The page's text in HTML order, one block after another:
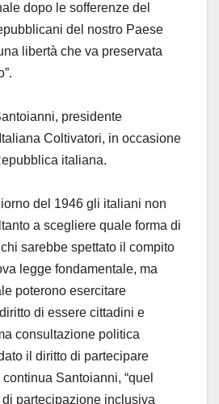
dopo le sofferenze del
del nostro Paese
libertà che va preservata
presidente
Coltivatori, in occasione
italiana.
del 1946 gli italiani non
a scegliere quale forma di
sarebbe spettato il compito
legge fondamentale, ma
poterono esercitare
di essere cittadini e
consultazione politica
il diritto di partecipare
Santoianni, “quel
partecipazione inclusiva